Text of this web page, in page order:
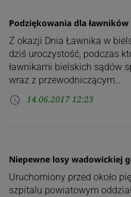
Podziękowania dla ławników
Z okazji Dnia Ławnika w
dziś uroczystość, podczas
ławnikami bielskich sądów
wraz z przewodniczącym…
access_time 14.06.2017 12:23
Niepewne losy wadowickiej
Uruchomiony przed około
szpitalu powiatowym